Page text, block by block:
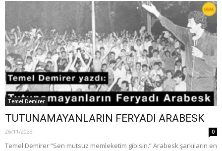
Temel Demirer
TUTUNAMAYANLARIN FERYADI ARABESK
26/11/2023 0
Temel Demirer “Sen mutsuz memleketim gibisin.” Arabesk şarkıların en